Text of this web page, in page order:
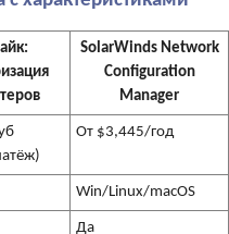
SolarWinds Network
Configuration
Manager
От $3,445/год
Win/Linux/macOS
Да